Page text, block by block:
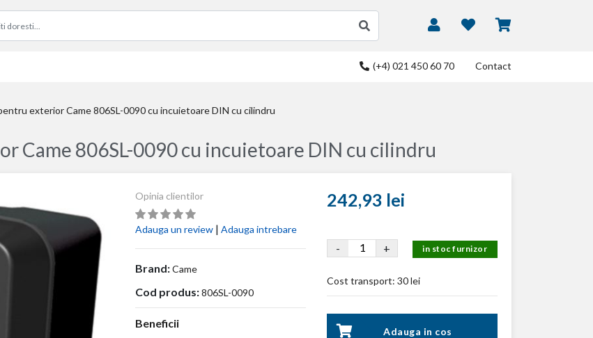
(+4) 021 450 60 70 Contact
exterior Came 806SL-0090 cu incuietoare DIN cu cilindru
Came 806SL-0090 cu incuietoare DIN cu cilindru
Opinia clientilor
Adauga un review | Adauga intrebare
Brand:Came
Cod produs:806SL-0090
Beneficii
242,93 lei
- + in stoc furnizor
Cost transport: 30 lei
Adauga in cos